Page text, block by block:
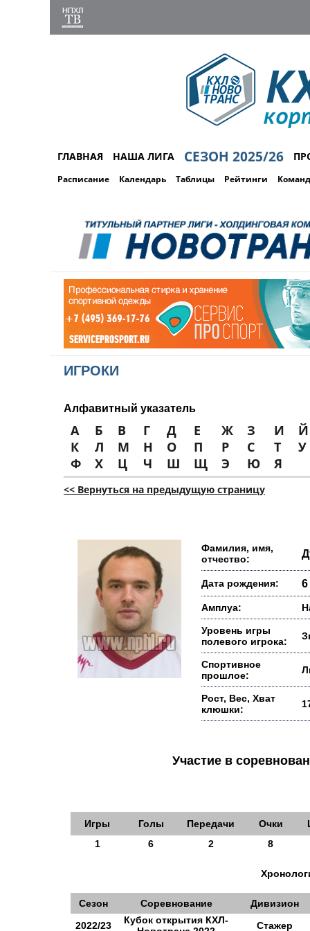
ГЛАВНАЯ НАША ЛИГА СЕЗОН 2025/26
Расписание Календарь Таблицы Рейтинги
ИГРОКИ
Алфавитный указатель
А Б В Г Д Е Ж З И
Й
К
Л М Н О П Р С Т
У
Ф
Х Ц Ч Ш Щ Э Ю Я
<< Вернуться на предыдущую страницу
Фамилия, имя,
отчество:
Дата рождения: 6
Амплуа:
Уровень игры
полевого игрока:
Спортивное
прошлое:
Рост, Вес, Хват
клюшки:
Участие в
Игры Голы Передачи Очки
1
6 2 8
Сезон Соревнование Дивизион
2022/23
Кубок открытия КХЛ-
Стажер